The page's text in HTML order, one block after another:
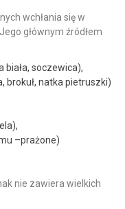
wchłania się w
głównym źródłem
soczewica),
brokuł, natka pietruszki)
–prażone)
nie zawiera wielkich